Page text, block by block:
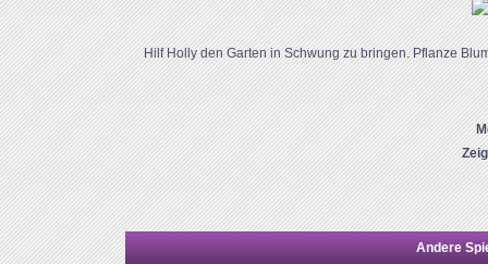
Hilf Holly den Garten in Schwung zu bringen. Pflanze
Andere